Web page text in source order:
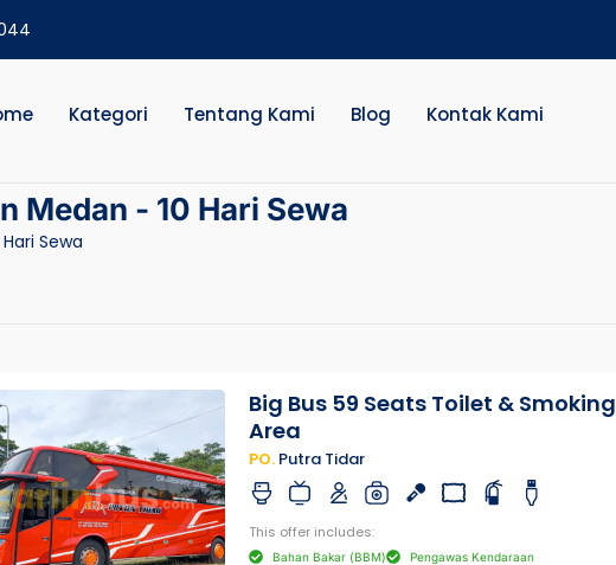
Kategori Tentang Kami Blog Kontak Kami
Medan - 10 Hari Sewa
Sewa
Big Bus 59 Seats Toilet & Smoking
Area
PO. Putra Tidar
This offer includes:
Bahan Bakar (BBM)
Pengawas Kendaraan